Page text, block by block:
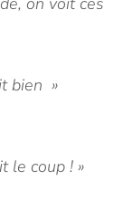
bien »
le coup ! »